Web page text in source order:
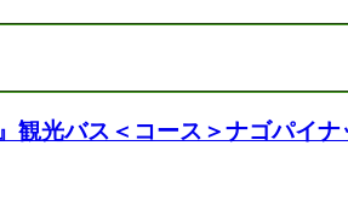
観光バス＜コース＞ナゴパ